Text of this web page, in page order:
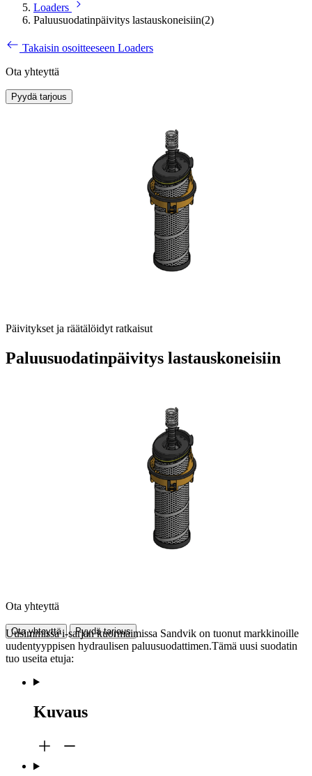
Loaders
Paluusuodatinpäivitys lastauskoneisiin(2)
Takaisin osoitteeseen Loaders
Ota yhteyttä
Pyydä tarjous
Päivitykset ja räätälöidyt ratkaisut
Paluusuodatinpäivitys lastauskoneisiin
Ota yhteyttä
Ota yhteyttä Pyydä tarjous
Uusimmissa i-sarjan kuormaimissa Sandvik on tuonut markkinoille
uudentyyppisen hydraulisen paluusuodattimen.Tämä uusi suodatin
tuo useita etuja:
Kuvaus